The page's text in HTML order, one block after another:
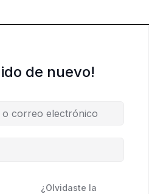
de nuevo!
¿Olvidaste la